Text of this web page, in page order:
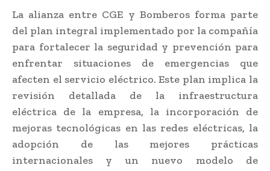
La alianza entre CGE y Bomberos forma parte
del plan integral implementado por la compañía
para fortalecer la seguridad y prevención para
enfrentar situaciones de emergencias que
afecten el servicio eléctrico. Este plan implica la
revisión detallada de la infraestructura
eléctrica de la empresa, la incorporación de
mejoras tecnológicas en las redes eléctricas, la
adopción de las mejores prácticas
internacionales y un nuevo modelo de